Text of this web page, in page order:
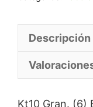
Descripción
Kt10 Gran. (6)